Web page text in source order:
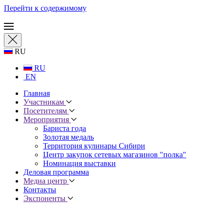
Перейти к содержимому
RU
RU
EN
Главная
Участникам
Посетителям
Мероприятия
Бариста года
Золотая медаль
Территория кулинары Сибири
Центр закупок сетевых магазинов "полка"
Номинация выставки
Деловая программа
Медиа центр
Контакты
Экспоненты